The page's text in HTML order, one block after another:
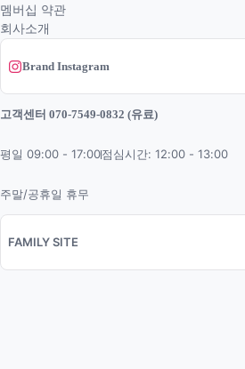
멤버십 약관
회사소개
Brand Instagram
고객센터 070-7549-0832 (유료)
평일 09:00 - 17:00점심시간: 12:00 - 13:00
주말/공휴일 휴무
FAMILY SITE